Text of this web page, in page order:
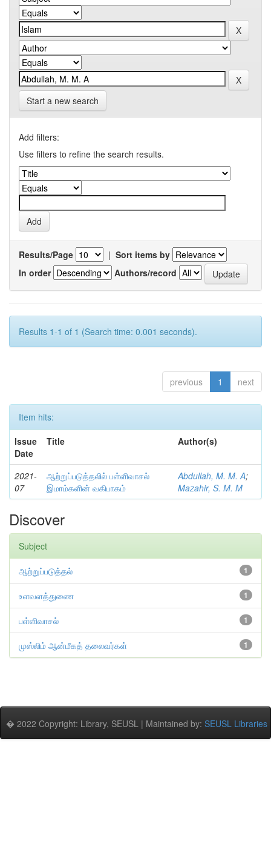
Start a new search
Add filters:
Use filters to refine the search results.
Results/Page | Sort items by
In order
Authors/record
Results 1-1 of 1 (Search time: 0.001 seconds).
previous 1 next
Item hits:
Issue
Date
Title Author(s)
2021-
07
ஆற்றுப்படுத்தலில் பள்ளிவாசல்
இமாம்களின் வகிபாகம்
Abdullah, M. M. A;
Mazahir, S. M. M
Discover
Subject
1
ஆற்றுப்படுத்தல்
1
உளவளத்துணை
1
பள்ளிவாசல்
1
முஸ்லிம் ஆன்மீகத் தலைவர்கள்
� 2022 Copyright: Library, SEUSL | Maintained by: SEUSL Libraries